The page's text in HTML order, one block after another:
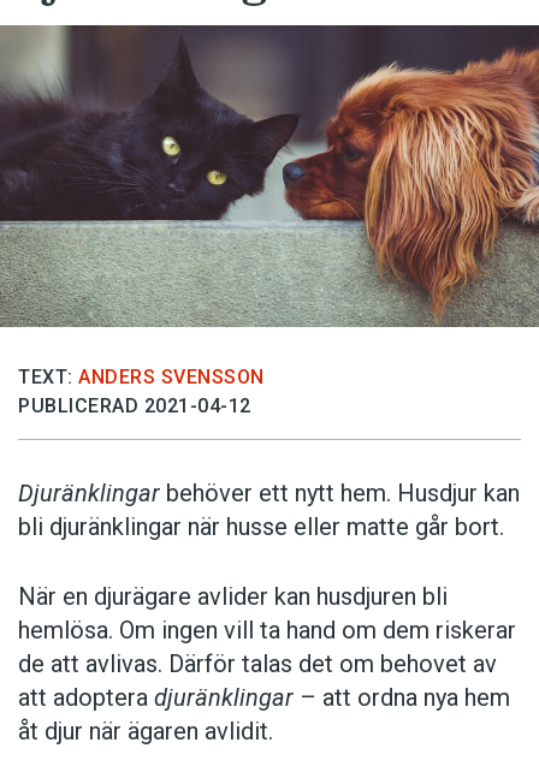
TEXT: ANDERS SVENSSON
PUBLICERAD 2021-04-12
Djuränklingar behöver ett nytt hem. Husdjur kan
bli djuränklingar när husse eller matte går bort.
När en djurägare avlider kan husdjuren bli
hemlösa. Om ingen vill ta hand om dem riskerar
de att avlivas. Därför talas det om behovet av
att adoptera djuränklingar – att ordna nya hem
åt djur när ägaren avlidit.